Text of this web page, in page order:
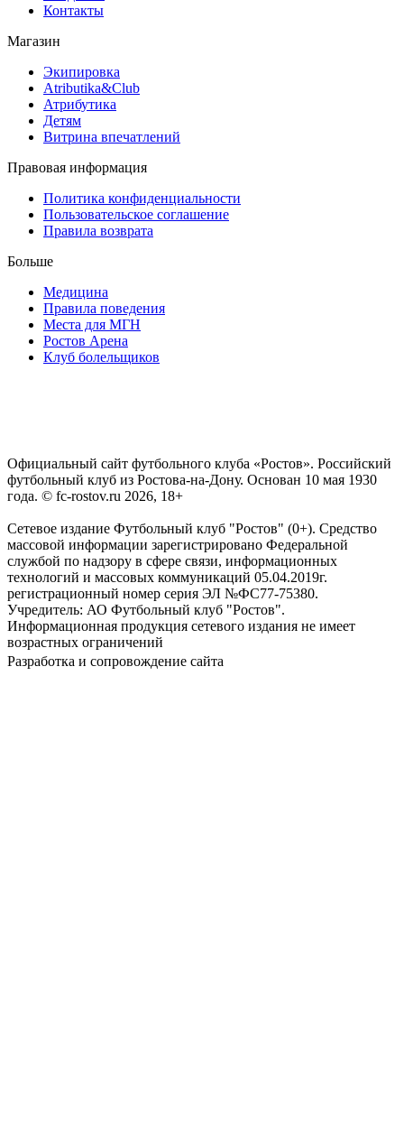
Контакты
Магазин
Экипировка
Atributika&Club
Атрибутика
Детям
Витрина впечатлений
Правовая информация
Политика конфиденциальности
Пользовательское соглашение
Правила возврата
Больше
Медицина
Правила поведения
Места для МГН
Ростов Арена
Клуб болельщиков
Официальный сайт футбольного клуба «Ростов». Российский
футбольный клуб из Ростова-на-Дону. Основан 10 мая 1930
года. © fc-rostov.ru 2026, 18+
Сетевое издание Футбольный клуб "Ростов" (0+). Средство
массовой информации зарегистрировано Федеральной
службой по надзору в сфере связи, информационных
технологий и массовых коммуникаций 05.04.2019г.
регистрационный номер серия ЭЛ №ФС77-75380.
Учредитель: АО Футбольный клуб "Ростов".
Информационная продукция сетевого издания не имеет
возрастных ограничений
Разработка и сопровождение сайта